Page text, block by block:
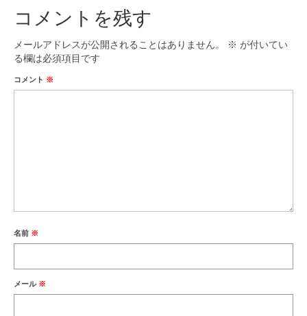
コメントを残す
メールアドレスが公開されることはありません。 ※ が付いてい
る欄は必須項目です
コメント ※
名前 ※
メール ※